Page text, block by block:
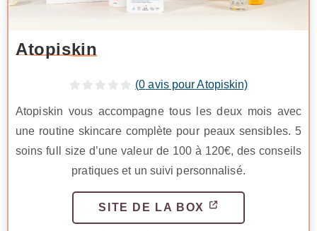
Atopiskin
(0 avis pour Atopiskin)
Atopiskin vous accompagne tous les deux mois avec
une routine skincare complète pour peaux sensibles. 5
soins full size d’une valeur de 100 à 120€, des conseils
pratiques et un suivi personnalisé.
SITE DE LA BOX